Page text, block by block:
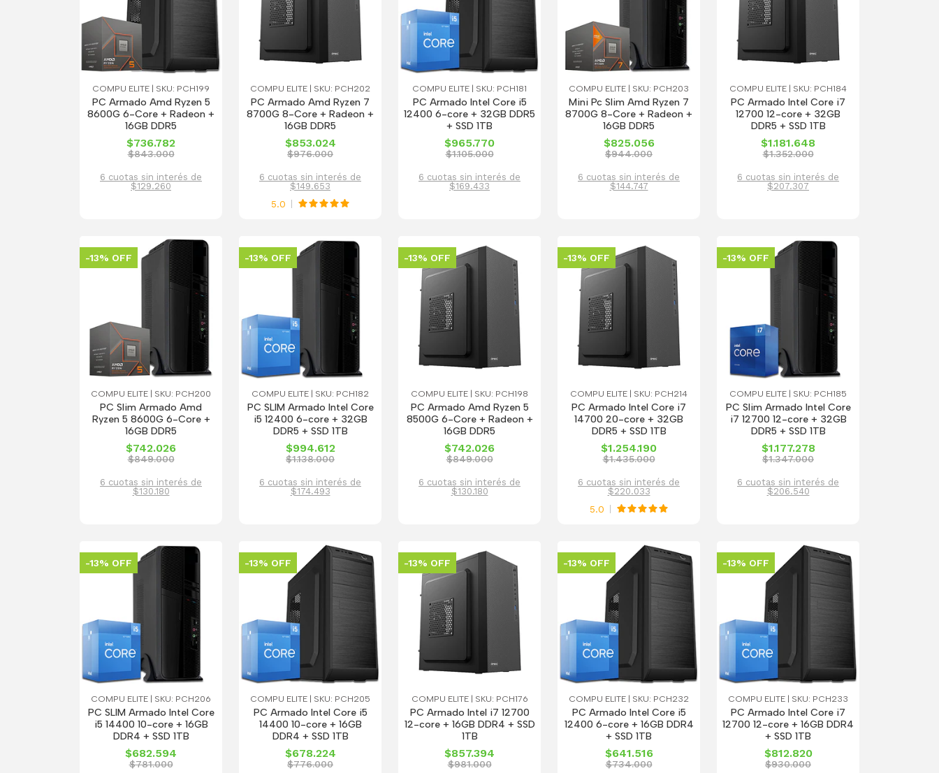
COMPU ELITE | SKU: PCH199
PC Armado Amd Ryzen 5
8600G 6-Core + Radeon +
16GB DDR5
$736.782
$843.000
6 cuotas sin interés de
$129.260
COMPU ELITE | SKU: PCH202
PC Armado Amd Ryzen 7
8700G 8-Core + Radeon +
16GB DDR5
$853.024
$976.000
6 cuotas sin interés de
$149.653
5.0
COMPU ELITE | SKU: PCH181
PC Armado Intel Core i5
12400 6-core + 32GB DDR5
+ SSD 1TB
$965.770
$1.105.000
6 cuotas sin interés de
$169.433
COMPU ELITE | SKU: PCH203
Mini Pc Slim Amd Ryzen 7
8700G 8-Core + Radeon +
16GB DDR5
$825.056
$944.000
6 cuotas sin interés de
$144.747
COMPU ELITE | SKU: PCH184
PC Armado Intel Core i7
12700 12-core + 32GB
DDR5 + SSD 1TB
$1.181.648
$1.352.000
6 cuotas sin interés de
$207.307
-13% OFF
COMPU ELITE | SKU: PCH200
PC Slim Armado Amd
Ryzen 5 8600G 6-Core +
16GB DDR5
$742.026
$849.000
6 cuotas sin interés de
$130.180
-13% OFF
COMPU ELITE | SKU: PCH182
PC SLIM Armado Intel Core
i5 12400 6-core + 32GB
DDR5 + SSD 1TB
$994.612
$1.138.000
6 cuotas sin interés de
$174.493
-13% OFF
COMPU ELITE | SKU: PCH198
PC Armado Amd Ryzen 5
8500G 6-Core + Radeon +
16GB DDR5
$742.026
$849.000
6 cuotas sin interés de
$130.180
-13% OFF
COMPU ELITE | SKU: PCH214
PC Armado Intel Core i7
14700 20-core + 32GB
DDR5 + SSD 1TB
$1.254.190
$1.435.000
6 cuotas sin interés de
$220.033
5.0
-13% OFF
COMPU ELITE | SKU: PCH185
PC Slim Armado Intel Core
i7 12700 12-core + 32GB
DDR5 + SSD 1TB
$1.177.278
$1.347.000
6 cuotas sin interés de
$206.540
-13% OFF
COMPU ELITE | SKU: PCH206
PC SLIM Armado Intel Core
i5 14400 10-core + 16GB
DDR4 + SSD 1TB
$682.594
$781.000
-13% OFF
COMPU ELITE | SKU: PCH205
PC Armado Intel Core i5
14400 10-core + 16GB
DDR4 + SSD 1TB
$678.224
$776.000
-13% OFF
COMPU ELITE | SKU: PCH176
PC Armado Intel i7 12700
12-core + 16GB DDR4 + SSD
1TB
$857.394
$981.000
-13% OFF
COMPU ELITE | SKU: PCH232
PC Armado Intel Core i5
12400 6-core + 16GB DDR4
+ SSD 1TB
$641.516
$734.000
-13% OFF
COMPU ELITE | SKU: PCH233
PC Armado Intel Core i7
12700 12-core + 16GB DDR4
+ SSD 1TB
$812.820
$930.000